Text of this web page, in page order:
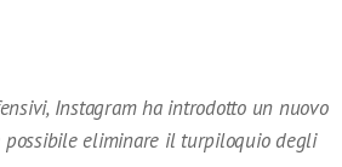
Instagram ha introdotto un nuovo
possibile eliminare il turpiloquio degli